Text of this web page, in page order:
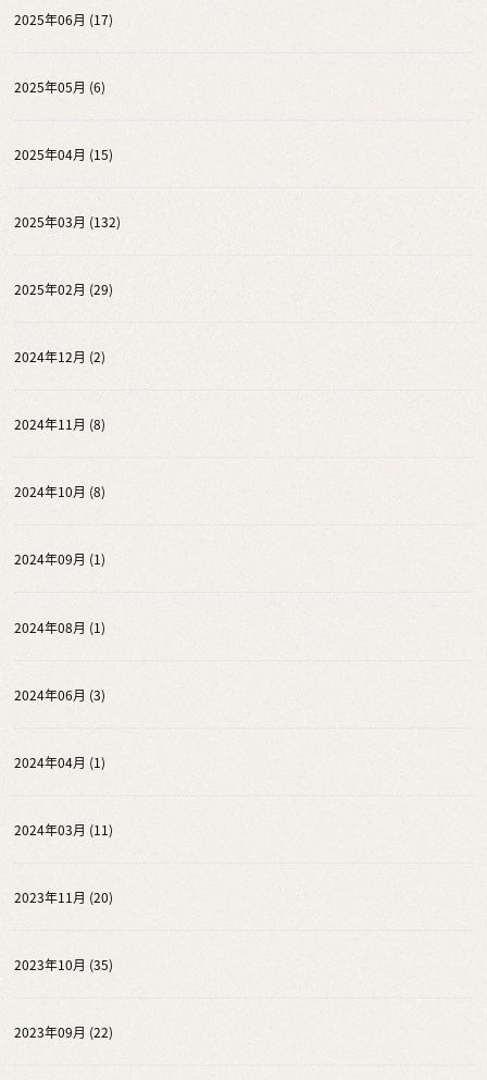
2025年06月 (17)
2025年05月 (6)
2025年04月 (15)
2025年03月 (132)
2025年02月 (29)
2024年12月 (2)
2024年11月 (8)
2024年10月 (8)
2024年09月 (1)
2024年08月 (1)
2024年06月 (3)
2024年04月 (1)
2024年03月 (11)
2023年11月 (20)
2023年10月 (35)
2023年09月 (22)